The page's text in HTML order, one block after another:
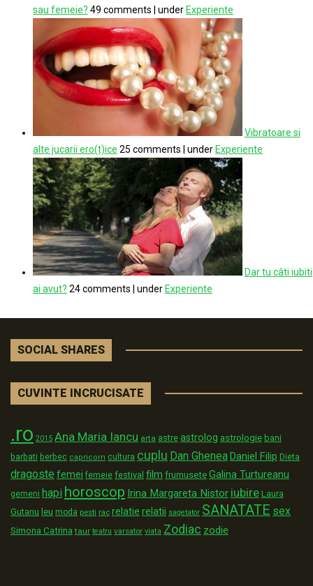
sau femeie? 49 comments under Experiente
Vibratoare si
alte jucarii ero(t)ice 25 comments under Experiente
Dar tu câti iubiti
ai avut? 24 comments under Experiente
SOCIAL SHARES
CUVINTE INCRUCISATE
.ro 2015 Ana Maria Iancu arta astre astrolog astrologie bani
barbati berbec capricorn cultura cuplu Dan GheneaDaniel Filip Dieta
dragoste femei femeie festival film frumusete Galina Turtureanu
gemeni hapi horoscop Irina Margareta Nistor iubire Laura
Gutanu leu moda pesti rac relatie relatii sagetator SANATATE sex
Simona Catrina taur teatru varsator viata Zodiac zodie